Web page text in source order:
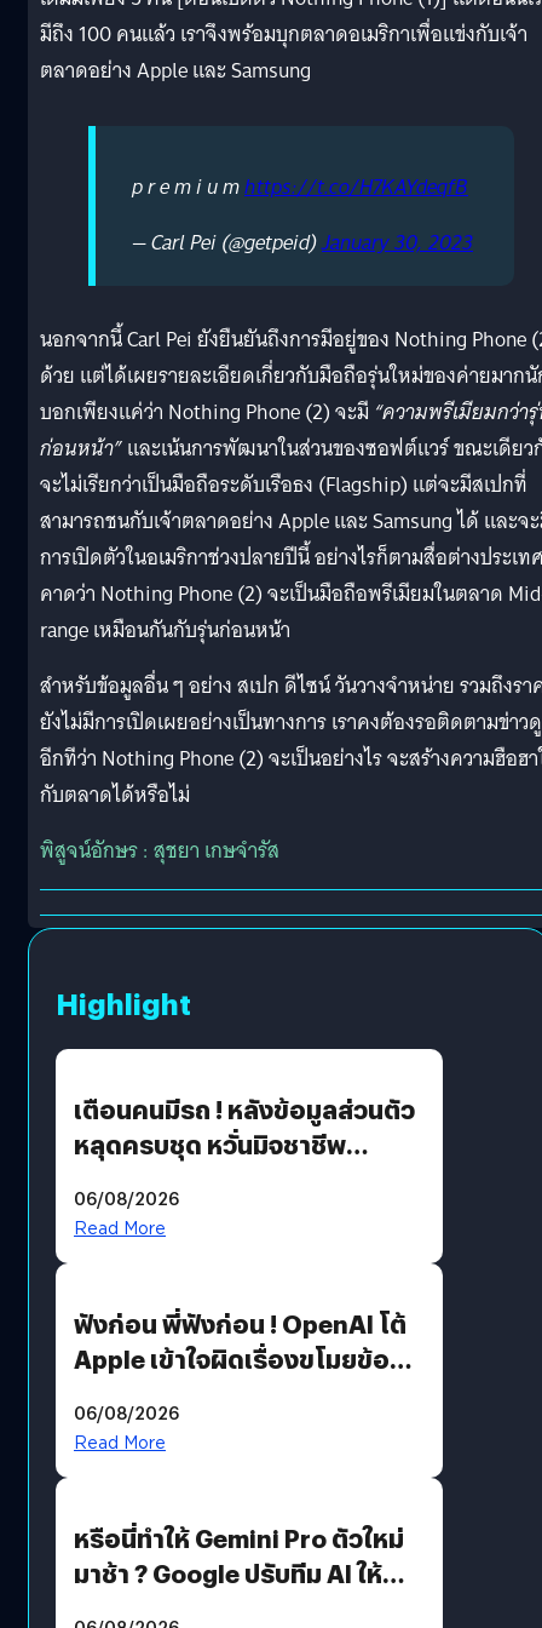
มีถึง 100 คนแล้ว เราจึงพร้อมบุกตลาดอเมริกาเพื่อแข่งกับเจ้า
ตลาดอย่าง Apple และ Samsung
p r e m i u mhttps://t.co/H7KAYdeqfB
— Carl Pei (@getpeid)January 30, 2023
นอกจากนี้ Carl Pei ยังยืนยันถึงการมีอยู่ของ Nothing Phone
ด้วย แต่ได้เผยรายละเอียดเกี่ยวกับมือถือรุ่นใหม่ของค่ายมาก
บอกเพียงแค่ว่า Nothing Phone (2) จะมี “ความพรีเมียมกว่า
ก่อนหน้า”และเน้นการพัฒนาในส่วนของซอฟต์แวร์ ขณะเดียว
จะไม่เรียกว่าเป็นมือถือระดับเรือธง (Flagship) แต่จะมีสเปกที่
สามารถชนกับเจ้าตลาดอย่าง Apple และ Samsung ได้ และจ
การเปิดตัวในอเมริกาช่วงปลายปีนี้ อย่างไรก็ตามสื่อต่างประเท
คาดว่า Nothing Phone (2) จะเป็นมือถือพรีเมียมในตลาด
range เหมือนกันกับรุ่นก่อนหน้า
สำหรับข้อมูลอื่น ๆ อย่าง สเปก ดีไซน์ วันวางจำหน่าย รวมถึงรา
ยังไม่มีการเปิดเผยอย่างเป็นทางการ เราคงต้องรอติดตามข่าวดู
อีกทีว่า Nothing Phone (2) จะเป็นอย่างไร จะสร้างความฮือฮ
กับตลาดได้หรือไม่
พิสูจน์อักษร : สุชยา เกษจำรัส
Highlight
เตือนคนมีรถ ! หลังข้อมูลส่วนตัว
หลุดครบชุด หวั่นมิจชาชีพ
รหัสผ่านหลุด ไม่ใช่แฮ็กเกอร์
06/08/2026
Read More
ฟังก่อน พี่ฟังก่อน ! OpenAI โต้
Apple เข้าใจผิดเรื่องขโมยข้อมูล
06/08/2026
Read More
หรือนี่ทำให้ Gemini Pro ตัวใหม่
มาช้า ? Google ปรับทีม AI ให้